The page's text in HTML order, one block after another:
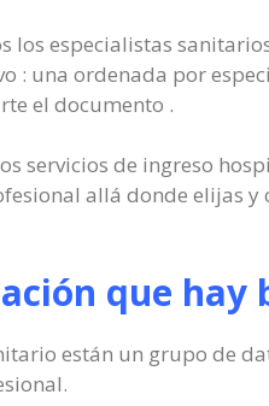
los especialistas
: una ordenada por
el documento .
servicios de ingreso
allá donde elijas
que hay
están un grupo de